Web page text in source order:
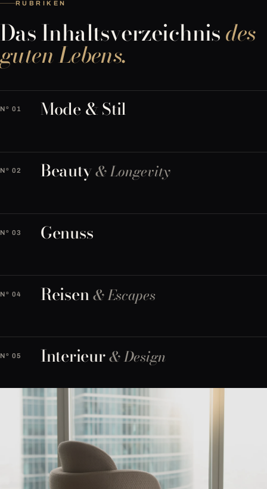
RUBRIKEN
Das Inhaltsverzeichnisdes
guten Lebens.
Nº 01 Mode & Stil
Nº 02 Beauty& Longevity
Nº 03 Genuss
Nº 04 Reisen& Escapes
Nº 05 Interieur& Design